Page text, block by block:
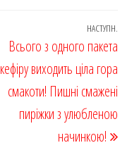
НАСТУПН.
Всього з одного пакета
кефіру виходить ціла гора
смакоти! Пишні смажені
пиріжки з улюбленою
начинкою!